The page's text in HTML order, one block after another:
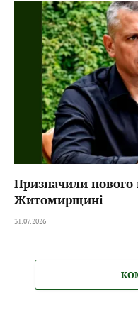
Призначили нового
Житомирщині
31.07.2026